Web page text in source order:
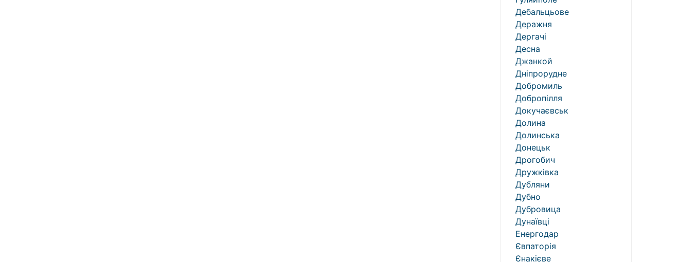
Дебальцьове
Деражня
Дергачі
Десна
Джанкой
Дніпрорудне
Добромиль
Добропілля
Докучаєвськ
Долина
Долинська
Донецьк
Дрогобич
Дружківка
Дубляни
Дубно
Дубровица
Дунаївці
Енергодар
Євпаторія
Єнакієве